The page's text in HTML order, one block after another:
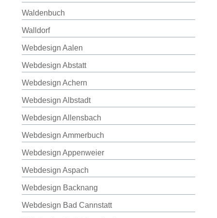
Waldenbuch
Walldorf
Webdesign Aalen
Webdesign Abstatt
Webdesign Achern
Webdesign Albstadt
Webdesign Allensbach
Webdesign Ammerbuch
Webdesign Appenweier
Webdesign Aspach
Webdesign Backnang
Webdesign Bad Cannstatt